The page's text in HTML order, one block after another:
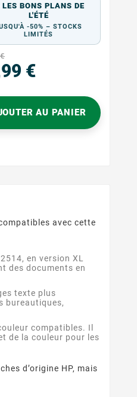
BONS PLANS DE
L'ÉTÉ
-50% – STOCKS
LIMITÉS
€
AU PANIER
avec cette
en version XL
des documents en
texte plus
bureautiques,
compatibles. Il
de la couleur pour les
d’origine HP, mais